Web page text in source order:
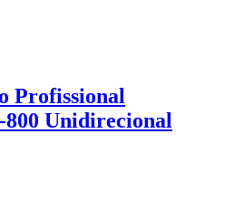
Profissional
Unidirecional